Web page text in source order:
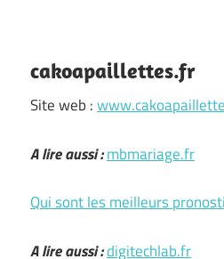
cakoapaillettes.fr
Site web :
A lire aussi :mbmariage.fr
Qui sont les meilleurs
A lire aussi :digitechlab.fr